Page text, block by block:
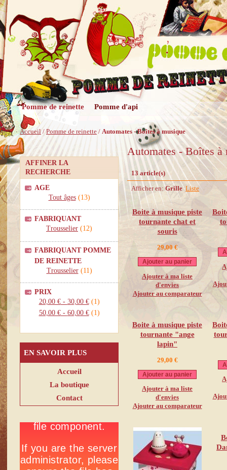
Pomme de reinette Pomme d'api
Accueil /Pomme de reinette / Automates - Boîtes à musique
AFFINER LA
RECHERCHE
AGE
Tout âges(13)
FABRIQUANT
Trousselier (12)
FABRIQUANT POMME
DE REINETTE
Trousselier(11)
PRIX
20,00 €- 30,00 €(1)
50,00 €- 60,00 €(1)
EN SAVOIR PLUS
Accueil
La boutique
Contact
Automates - Boîtes à
13 article(s)
Afficher en:Grille Liste
Boite à musique piste
tournante chat et
souris
29,00 €
Ajouter au panier
Ajouter à ma liste
d'envies
Ajouter au comparateur
Boite à musique piste
tournante "ange
lapin"
29,00 €
Ajouter au panier
Ajouter à ma liste
d'envies
Ajouter au comparateur